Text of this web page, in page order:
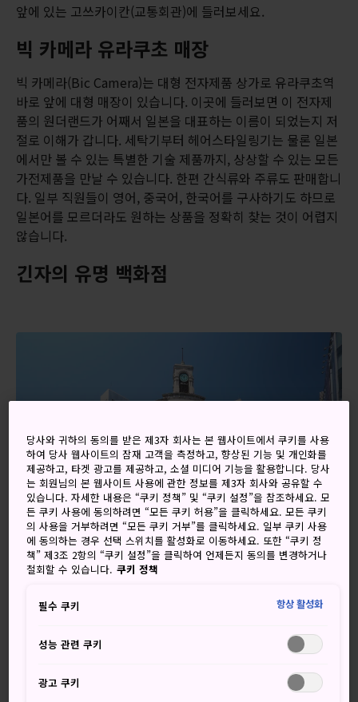
앞에 있는 고쓰카이칸(교통회관)에 들러보세요.
빅 카메라 유라쿠초 매장
빅 카메라(Bic Camera)는 대형 전자제품 상가로 유라쿠초역
바로 앞에 대형 매장이 있습니다. 이곳에 들러보면 이 전자제
품의 원더랜드가 어째서 일본을 대표하는 이름이 되었는지 저
절로 이해가 갑니다. 세탁기부터 헤어스타일링기는 물론 일본
에서만 볼 수 있는 특별한 기술 제품까지, 상상할 수 있는 모든
가전제품을 만날 수 있습니다. 한편 간식류와 주류도 판매합니
다. 일부 직원들이 영어, 중국어, 한국어를 구사하기도 하므로
일본어를 모르더라도 원하는 상품을 정확히 찾는 것이 어렵지
않습니다.
긴자의 유명 백화점
긴자에는 유서 깊은 백화점 두 곳의 본점이 있습니다. 하나는
1673년에 창립한 미쓰코시 백화점이고, 다른 하나는 1869년
에 생긴 마쓰야 백화점입니다. 이들은 오늘날까지도 명맥을 유
지하고 있으며, 일본 쇼핑의 정수를 체험하고 싶다면 꼭 가보
아야 할 쇼핑의 명소입니다. 두 곳 모두 다양한 일본 제품과 브
당사와 귀하의 동의를 받은 제3자 회사는 본 웹사이트에서 쿠키를 사용
하여 당사 웹사이트의 잠재 고객을 측정하고, 향상된 기능 및 개인화를
제공하고, 타겟 광고를 제공하고, 소셜 미디어 기능을 활용합니다. 당사
는 회원님의 본 웹사이트 사용에 관한 정보를 제3자 회사와 공유할 수
있습니다. 자세한 내용은 “쿠키 정책” 및 “쿠키 설정”을 참조하세요. 모
든 쿠키 사용에 동의하려면 “모든 쿠키 허용”을 클릭하세요. 모든 쿠키
의 사용을 거부하려면 “모든 쿠키 거부”를 클릭하세요. 일부 쿠키 사용
에 동의하는 경우 선택 스위치를 활성화로 이동하세요. 또한 “쿠키 정
책” 제3조 2항의 “쿠키 설정”을 클릭하여 언제든지 동의를 변경하거나
철회할 수 있습니다. 쿠키 정책
필수 쿠키 항상 활성화
성능 관련 쿠키
광고 쿠키